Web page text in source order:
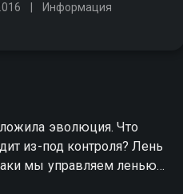
Информация
эволюция. Что
из-под контроля? Лень
мы управляем ленью?
передач о мире